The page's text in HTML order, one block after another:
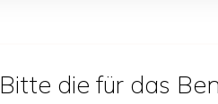
Bitte die für das